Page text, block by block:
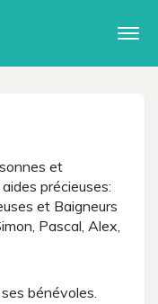
et
précieuses:
et Baigneurs
Pascal, Alex,
bénévoles.